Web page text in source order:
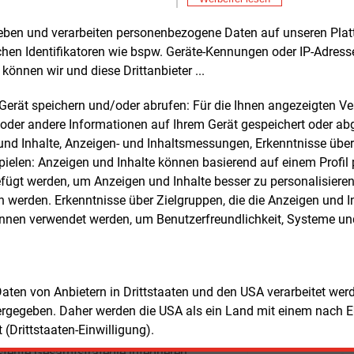
und verarbeiten personenbezogene Daten auf unseren
Identifikatoren wie bspw. Geräte-Kennungen oder IP-
wir und diese Drittanbieter ...
speichern und/oder abrufen: Für die Ihnen angezeigten
andere Informationen auf Ihrem Gerät gespeichert oder
Inhalte, Anzeigen- und Inhaltsmessungen, Erkenntnisse
Anzeigen und Inhalte können basierend auf einem Profil
werden, um Anzeigen und Inhalte besser zu
werden. Erkenntnisse über Zielgruppen, die die Anzeigen und
verwendet werden, um Benutzerfreundlichkeit, Systeme
von Anbietern in Drittstaaten und den USA verarbeitet
Daher werden die USA als ein Land mit einem nach
(Drittstaaten-Einwilligung).
des öffentlichen Nahverkehrs gilt
Baustein. Ergänzend nennt die
digitale On-Demand-Angebote,
Modelle und vernetzte
auf emissionsfreie Antriebe, etwa bei
Ende 2024 waren nach Angaben
bereits 3.375 Busse deutscher
emissionsfrei
Faktoren betreffen Förderprogramme,
von PwC hängt der Fortschritt
wesentlich davon ab, ob
diese Elemente in eine
zu
E&M
E&M
E&M
E&M